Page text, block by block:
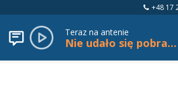
+48 17
Teraz na antenie
Nie udało się pobrać tytułu.